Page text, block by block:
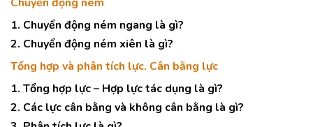
1. Chuyển động ném ngang là gì?
2. Chuyển động ném xiên là gì?
Tổng hợp và phân tích lực. Cân bằng lực
1. Tổng hợp lực – Hợp lực tác dụng là gì?
2. Các lực cân bằng và không cân bằng là gì?